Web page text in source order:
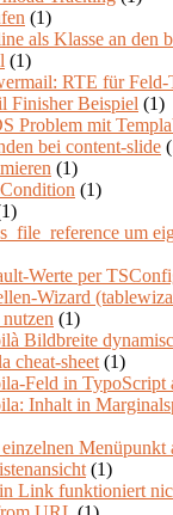
(1)
als Klasse an den
(1)
RTE für
Finisher Beispiel (1)
Problem mit
bei content-slide
(1)
(1)
um
Werte per
Wizard
(1)
Bildbreite
cheat-sheet (1)
Feld in TypoScript
Inhalt in
Menüpunkt
(1)
Link funktioniert